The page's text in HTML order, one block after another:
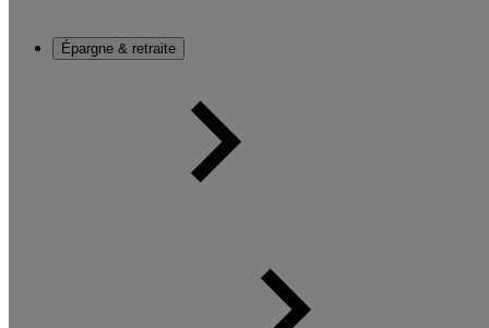
Épargne & retraite